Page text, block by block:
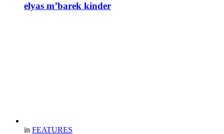
elyas m’barek kinder
in FEATURES